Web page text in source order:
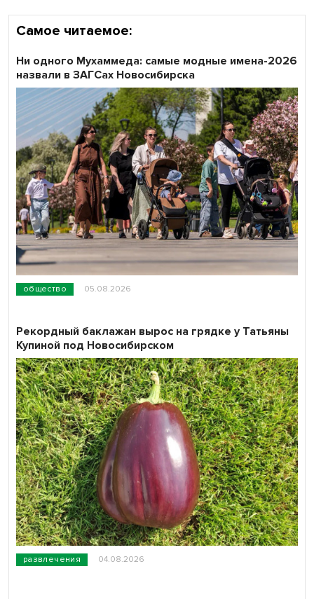
Самое читаемое:
общество 05.08.2026
Ни одного Мухаммеда: самые модные имена-2026
назвали в ЗАГСах Новосибирска
развлечения 04.08.2026
Рекордный баклажан вырос на грядке у Татьяны
Купиной под Новосибирском